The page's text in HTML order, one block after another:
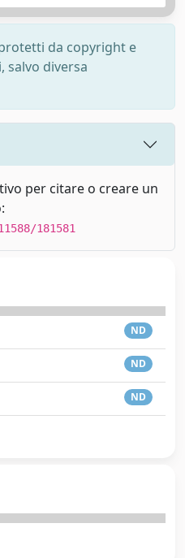
da copyright e
diversa
per citare o creare un
181581
ND
ND
ND